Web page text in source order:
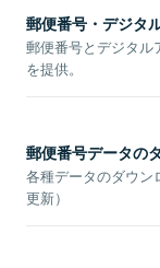
郵便番号・デジタ
郵便番号とデジタル
を提供。
郵便番号データの
各種データのダウン
更新）